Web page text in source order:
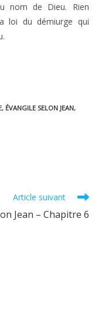
nom de Dieu. Rien
loi du démiurge qui
, ÉVANGILE SELON JEAN,
Article suivant
Jean – Chapitre 6